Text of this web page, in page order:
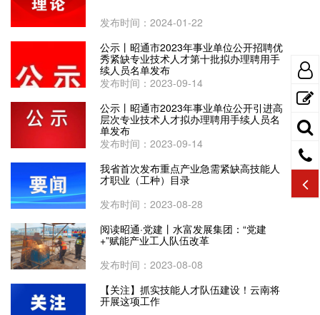
发布时间：2024-01-22
公示丨昭通市2023年事业单位公开招聘优
秀紧缺专业技术人才第十批拟办理聘用手
续人员名单发布
发布时间：2023-09-14
公示丨昭通市2023年事业单位公开引进高
层次专业技术人才拟办理聘用手续人员名
单发布
发布时间：2023-09-14
我省首次发布重点产业急需紧缺高技能人
才职业（工种）目录
发布时间：2023-08-28
阅读昭通·党建丨水富发展集团：“党建
+”赋能产业工人队伍改革
发布时间：2023-08-08
【关注】抓实技能人才队伍建设！云南将
开展这项工作